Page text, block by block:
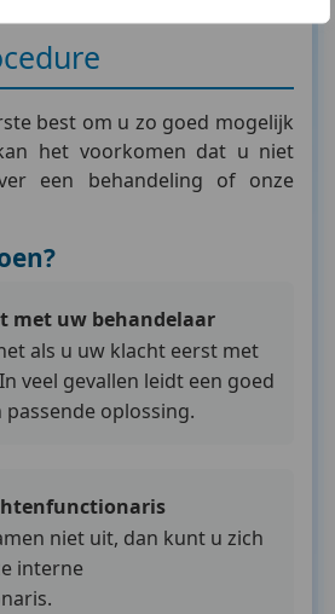
best om u zo goed mogelijk
het voorkomen dat u niet
een behandeling of onze
met uw behandelaar
als u uw klacht eerst met
veel gevallen leidt een goed
oplossing.
niet uit, dan kunt u zich
interne